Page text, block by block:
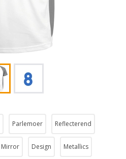
Parlemoer Reflecterend
Mirror Design Metallics